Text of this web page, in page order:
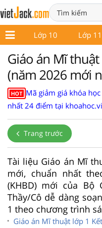
9 Lớp 10 Lớp 11
Giáo án Mĩ
(năm 2026 mới
HOT Mã giảm giá khóa
nhất 24 điểm tại
Trang trước
Tài liệu Giáo án Mĩ
mới, chuẩn nhất
(KHBD) mới của
Thầy/Cô dễ dàng
1 theo chương trình
Giáo án Mĩ thuật lớp 1